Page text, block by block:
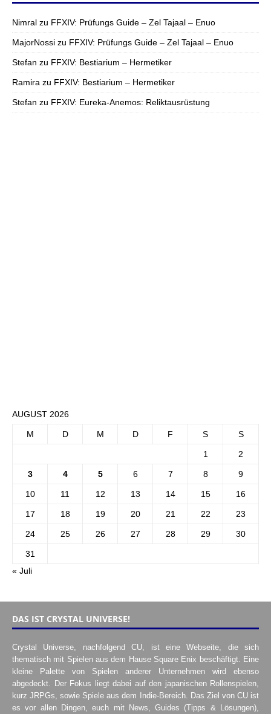
Nimral zu FFXIV: Prüfungs Guide – Zel Tajaal – Enuo
MajorNossi zu FFXIV: Prüfungs Guide – Zel Tajaal – Enuo
Stefan zu FFXIV: Bestiarium – Hermetiker
Ramira zu FFXIV: Bestiarium – Hermetiker
Stefan zu FFXIV: Eureka-Anemos: Reliktausrüstung
AUGUST 2026
M D M D F S S
1 2
3 4 5 6 7 8 9
10 11 12 13 14 15 16
17 18 19 20 21 22 23
24 25 26 27 28 29 30
31
« Juli
DAS IST CRYSTAL UNIVERSE!
Crystal Universe, nachfolgend CU, ist eine Webseite, die sich
thematisch mit Spielen aus dem Hause Square Enix beschäftigt. Eine
kleine Palette von Spielen anderer Unternehmen wird ebenso
abgedeckt. Der Fokus liegt dabei auf den japanischen Rollenspielen,
kurz JRPGs, sowie Spiele aus dem Indie-Bereich. Das Ziel von CU ist
es vor allen Dingen, euch mit News, Guides (Tipps & Lösungen),